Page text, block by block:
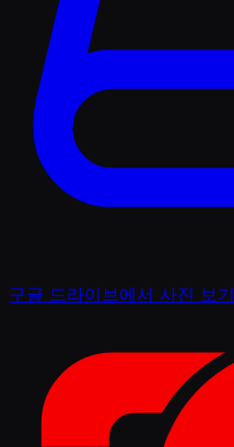
구글 드라이브에서 사진 보기